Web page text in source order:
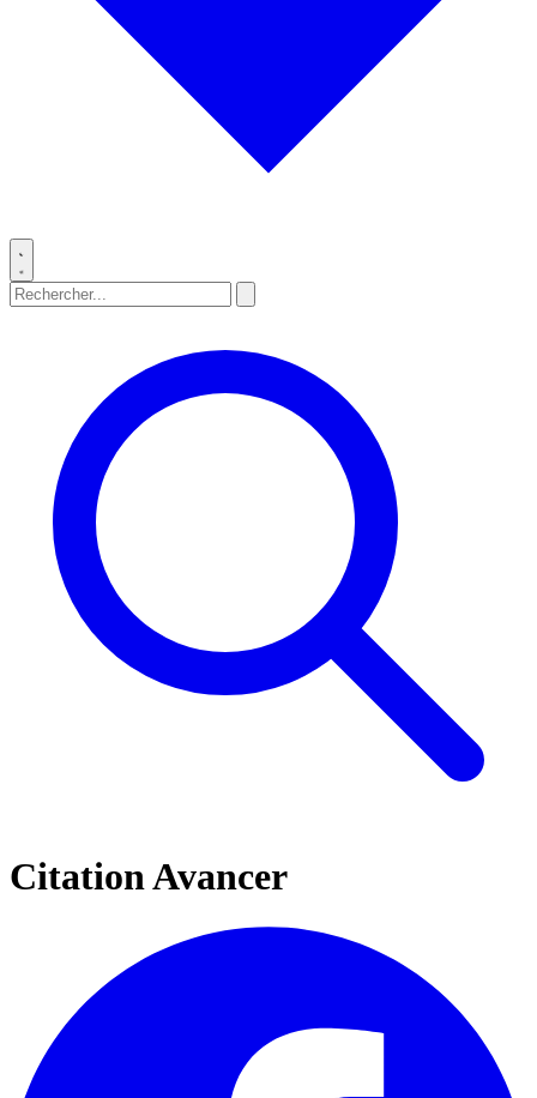
Citation Avancer